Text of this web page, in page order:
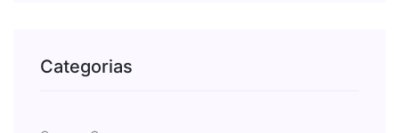
Categorias